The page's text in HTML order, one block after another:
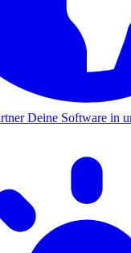
Deine Software in